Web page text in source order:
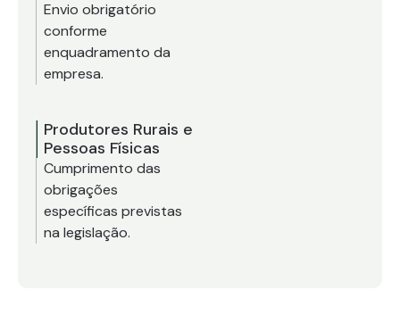
Envio obrigatório
conforme
enquadramento da
empresa.
Produtores Rurais e
Pessoas Físicas
Cumprimento das
obrigações
específicas previstas
na legislação.